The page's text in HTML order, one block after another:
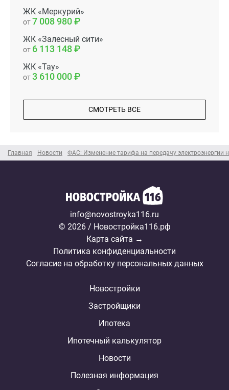
Главная Новости ФАС: Изменение тарифа на передачу электроэнергии
ЖК «Меркурий»
от7 008 980
ЖК «Залесный сити»
от 6 113 148
ЖК «Тау»
от3 610 000
СМОТРЕТЬ ВСЕ
info@novostroyka116.ru
© 2026 / Новостройка116.рф
Карта сайта →
Политика конфиденциальности
Согласие на обработку персональных данных
Новостройки
Застройщики
Ипотека
Ипотечный калькулятор
Новости
Полезная информация